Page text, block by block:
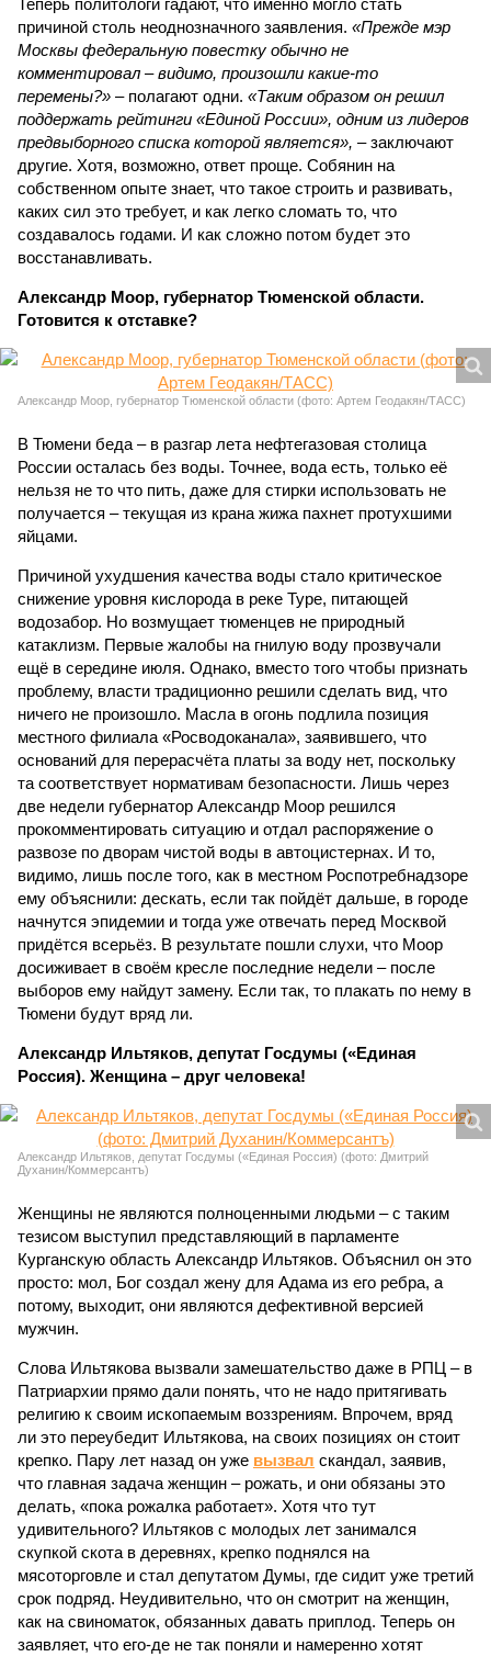
Теперь политологи гадают, что именно могло стать
причиной столь неоднозначного заявления. «Прежде мэр
Москвы федеральную повестку обычно не
комментировал – видимо, произошли какие-то
перемены?» – полагают одни. «Таким образом он решил
поддержать рейтинги «Единой России», одним из лидеров
предвыборного списка которой является», – заключают
другие. Хотя, возможно, ответ проще. Собянин на
собственном опыте знает, что такое строить и развивать,
каких сил это требует, и как легко сломать то, что
создавалось годами. И как сложно потом будет это
восстанавливать.
Александр Моор, губернатор Тюменской области.
Готовится к отставке?
Александр Моор, губернатор Тюменской области (фото: Артем Геодакян/ТАСС)
В Тюмени беда – в разгар лета нефтегазовая столица
России осталась без воды. Точнее, вода есть, только её
нельзя не то что пить, даже для стирки использовать не
получается – текущая из крана жижа пахнет протухшими
яйцами.
Причиной ухудшения качества воды стало критическое
снижение уровня кислорода в реке Туре, питающей
водозабор. Но возмущает тюменцев не природный
катаклизм. Первые жалобы на гнилую воду прозвучали
ещё в середине июля. Однако, вместо того чтобы признать
проблему, власти традиционно решили сделать вид, что
ничего не произошло. Масла в огонь подлила позиция
местного филиала «Росводоканала», заявившего, что
оснований для перерасчёта платы за воду нет, поскольку
та соответствует нормативам безопасности. Лишь через
две недели губернатор Александр Моор решился
прокомментировать ситуацию и отдал распоряжение о
развозе по дворам чистой воды в автоцистернах. И то,
видимо, лишь после того, как в местном Роспотребнадзоре
ему объяснили: дескать, если так пойдёт дальше, в городе
начнутся эпидемии и тогда уже отвечать перед Москвой
придётся всерьёз. В результате пошли слухи, что Моор
досиживает в своём кресле последние недели – после
выборов ему найдут замену. Если так, то плакать по нему в
Тюмени будут вряд ли.
Александр Ильтяков, депутат Госдумы («Единая
Россия). Женщина – друг человека!
Александр Ильтяков, депутат Госдумы («Единая Россия) (фото: Дмитрий
Духанин/Коммерсантъ)
Женщины не являются полноценными людьми – с таким
тезисом выступил представляющий в парламенте
Курганскую область Александр Ильтяков. Объяснил он это
просто: мол, Бог создал жену для Адама из его ребра, а
потому, выходит, они являются дефективной версией
мужчин.
Слова Ильтякова вызвали замешательство даже в РПЦ – в
Патриархии прямо дали понять, что не надо притягивать
религию к своим ископаемым воззрениям. Впрочем, вряд
ли это переубедит Ильтякова, на своих позициях он стоит
крепко. Пару лет назад он уже вызвал скандал, заявив,
что главная задача женщин – рожать, и они обязаны это
делать, «пока рожалка работает». Хотя что тут
удивительного? Ильтяков с молодых лет занимался
скупкой скота в деревнях, крепко поднялся на
мясоторговле и стал депутатом Думы, где сидит уже третий
срок подряд. Неудивительно, что он смотрит на женщин,
как на свиноматок, обязанных давать приплод. Теперь он
заявляет, что его-де не так поняли и намеренно хотят